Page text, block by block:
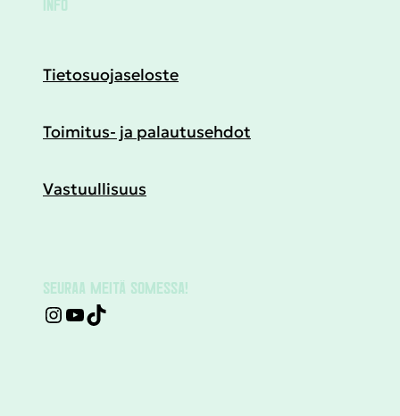
INFO
Tietosuojaseloste
Toimitus- ja palautusehdot
Vastuullisuus
SEURAA MEITÄ SOMESSA!